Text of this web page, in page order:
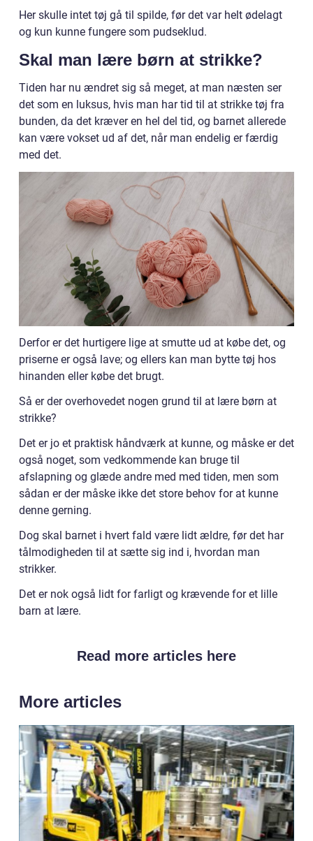
Her skulle intet tøj gå til spilde, før det var helt ødelagt
og kun kunne fungere som pudseklud.
Skal man lære børn at strikke?
Tiden har nu ændret sig så meget, at man næsten ser
det som en luksus, hvis man har tid til at strikke tøj fra
bunden, da det kræver en hel del tid, og barnet allerede
kan være vokset ud af det, når man endelig er færdig
med det.
Derfor er det hurtigere lige at smutte ud at købe det, og
priserne er også lave; og ellers kan man bytte tøj hos
hinanden eller købe det brugt.
Så er der overhovedet nogen grund til at lære børn at
strikke?
Det er jo et praktisk håndværk at kunne, og måske er det
også noget, som vedkommende kan bruge til
afslapning og glæde andre med med tiden, men som
sådan er der måske ikke det store behov for at kunne
denne gerning.
Dog skal barnet i hvert fald være lidt ældre, før det har
tålmodigheden til at sætte sig ind i, hvordan man
strikker.
Det er nok også lidt for farligt og krævende for et lille
barn at lære.
Read more articles here
More articles